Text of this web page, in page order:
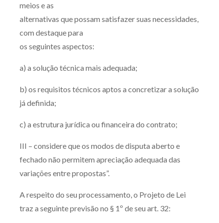
meios e as
alternativas que possam satisfazer suas necessidades,
com destaque para
os seguintes aspectos:
a) a solução técnica mais adequada;
b) os requisitos técnicos aptos a concretizar a solução
já definida;
c) a estrutura jurídica ou financeira do contrato;
III – considere que os modos de disputa aberto e
fechado não permitem apreciação adequada das
variações entre propostas”.
A respeito do seu processamento, o Projeto de Lei
traz a seguinte previsão no § 1º de seu art. 32: